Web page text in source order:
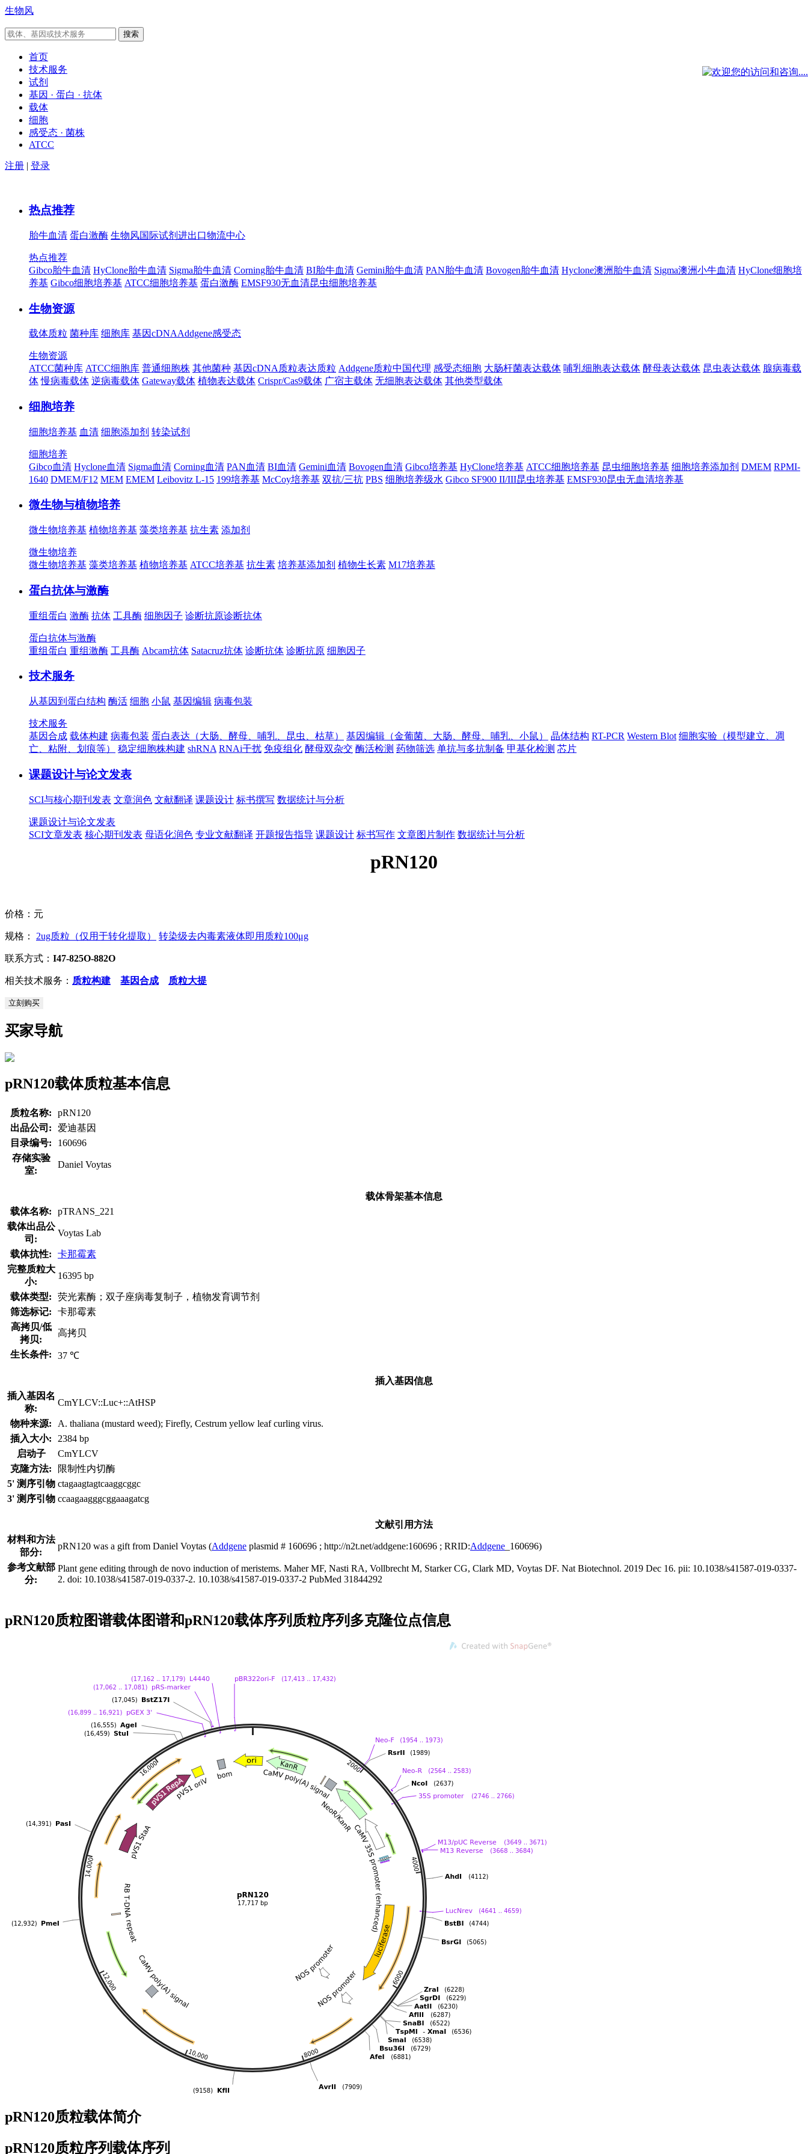
生物风
首页
技术服务
试剂
基因 · 蛋白 · 抗体
载体
细胞
感受态 · 菌株
ATCC
注册 | 登录
热点推荐
胎牛血清 蛋白激酶 生物风国际试剂进出口物流中心
热点推荐
Gibco胎牛血清 HyClone胎牛血清 Sigma胎牛血清 Corning胎牛血清 BI胎牛血清 Gemini胎牛血清 PAN胎牛血清 Bovogen胎牛血清 Hyclone澳洲胎牛血清 Sigma澳洲小牛血清 HyClone细胞培
养基 Gibco细胞培养基 ATCC细胞培养基 蛋白激酶 EMSF930无血清昆虫细胞培养基
生物资源
载体质粒 菌种库 细胞库 基因cDNAAddgene感受态
生物资源
ATCC菌种库 ATCC细胞库 普通细胞株 其他菌种 基因cDNA质粒表达质粒 Addgene质粒中国代理 感受态细胞 大肠杆菌表达载体 哺乳细胞表达载体 酵母表达载体 昆虫表达载体 腺病毒载
体 慢病毒载体 逆病毒载体 Gateway载体 植物表达载体 Crispr/Cas9载体 广宿主载体 无细胞表达载体 其他类型载体
细胞培养
细胞培养基 血清 细胞添加剂 转染试剂
细胞培养
Gibco血清 Hyclone血清 Sigma血清 Corning血清 PAN血清 BI血清 Gemini血清 Bovogen血清 Gibco培养基 HyClone培养基 ATCC细胞培养基 昆虫细胞培养基 细胞培养添加剂 DMEM RPMI-
1640 DMEM/F12 MEM EMEM Leibovitz L-15 199培养基 McCoy培养基 双抗/三抗 PBS 细胞培养级水 Gibco SF900 II/III昆虫培养基 EMSF930昆虫无血清培养基
微生物与植物培养
微生物培养基 植物培养基 藻类培养基 抗生素 添加剂
微生物培养
微生物培养基 藻类培养基 植物培养基 ATCC培养基 抗生素 培养基添加剂 植物生长素 M17培养基
蛋白抗体与激酶
重组蛋白 激酶 抗体 工具酶 细胞因子 诊断抗原诊断抗体
蛋白抗体与激酶
重组蛋白 重组激酶 工具酶 Abcam抗体 Satacruz抗体 诊断抗体 诊断抗原 细胞因子
技术服务
从基因到蛋白结构 酶活 细胞 小鼠 基因编辑 病毒包装
技术服务
基因合成 载体构建 病毒包装 蛋白表达（大肠、酵母、哺乳、昆虫、枯草） 基因编辑（金葡菌、大肠、酵母、哺乳、小鼠） 晶体结构 RT-PCR Western Blot 细胞实验（模型建立、凋
亡、粘附、划痕等）
稳定细胞株构建 shRNA RNAi干扰 免疫组化 酵母双杂交 酶活检测 药物筛选 单抗与多抗制备 甲基化检测 芯片
课题设计与论文发表
SCI与核心期刊发表 文章润色 文献翻译 课题设计 标书撰写 数据统计与分析
课题设计与论文发表
SCI文章发表 核心期刊发表 母语化润色 专业文献翻译 开题报告指导 课题设计 标书写作 文章图片制作 数据统计与分析
pRN120
价格： 元
规格： 2ug质粒（仅用于转化提取） 转染级去内毒素液体即用质粒100μg
联系方式： I47-825O-882O
相关技术服务： 质粒构建 基因合成 质粒大提
立刻购买
买家导航
pRN120载体质粒基本信息
质粒名称:
pRN120
出品公司:
爱迪基因
目录编号:
160696
存储实验
室:
Daniel Voytas
载体骨架基本信息
载体名称:
pTRANS_221
载体出品公
司:
Voytas Lab
载体抗性:
卡那霉素
完整质粒大
小:
16395 bp
载体类型:
荧光素酶；双子座病毒复制子，植物发育调节剂
筛选标记:
卡那霉素
高拷贝/低
拷贝:
高拷贝
生长条件: 37 ℃
插入基因信息
插入基因名
称:
CmYLCV::Luc+::AtHSP
物种来源:
A. thaliana (mustard weed); Firefly, Cestrum yellow leaf curling virus.
插入大小:
2384 bp
启动子
CmYLCV
克隆方法:
限制性内切酶
5' 测序引物 ctagaagtagtcaaggcggc
3' 测序引物 ccaagaagggcggaaagatcg
文献引用方法
材料和方法
部分:
pRN120 was a gift from Daniel Voytas (Addgene plasmid # 160696 ; http://n2t.net/addgene:160696 ; RRID:Addgene _160696)
参考文献部
分:
Plant gene editing through de novo induction of meristems. Maher MF, Nasti RA, Vollbrecht M, Starker CG, Clark MD, Voytas DF. Nat Biotechnol. 2019 Dec 16. pii: 10.1038/s41587-019-0337-
2. doi: 10.1038/s41587-019-0337-2. 10.1038/s41587-019-0337-2 PubMed 31844292
pRN120质粒图谱载体图谱和pRN120载体序列质粒序列多克隆位点信息
pRN120质粒载体简介
pRN120质粒序列载体序列